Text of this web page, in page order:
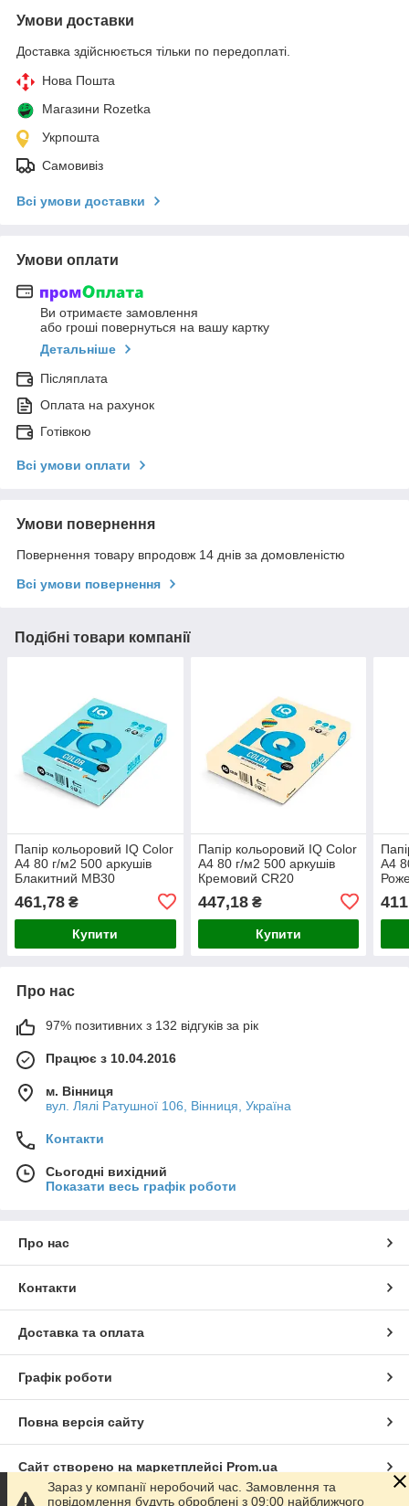
Умови доставки
Доставка здійснюється тільки по передоплаті.
Нова Пошта
Магазини Rozetka
Укрпошта
Самовивіз
Всі умови доставки
Умови оплати
Ви отримаєте замовлення
або гроші повернуться на вашу картку
Детальніше
Післяплата
Оплата на рахунок
Готівкою
Всі умови оплати
Умови повернення
Повернення товару впродовж 14 днів за домовленістю
Всі умови повернення
Подібні товари компанії
Папір кольоровий IQ Color
A4 80 г/м2 500 аркушів
Блакитний MB30
461,78 ₴
Купити
Папір кольоровий IQ Color
A4 80 г/м2 500 аркушів
Кремовий CR20
447,18₴
Купити
A4
Про нас
97% позитивних з 132 відгуків за рік
Працює з 10.04.2016
м. Вінниця
вул. Лялі Ратушної 106, Вінниця, Україна
Контакти
Сьогодні вихідний
Показати весь графік роботи
Про нас
Контакти
Доставка та оплата
Графік роботи
Повна версія сайту
Сайт створено на маркетплейсі Prom.ua
Зараз у компанії неробочий час. Замовлення та
повідомлення будуть оброблені з 09:00 найближчого